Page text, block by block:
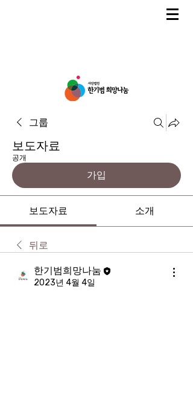
그룹
보도자료
공개
가입
보도자료 소개
뒤로
한기범희망나눔
2023년 4월 4일